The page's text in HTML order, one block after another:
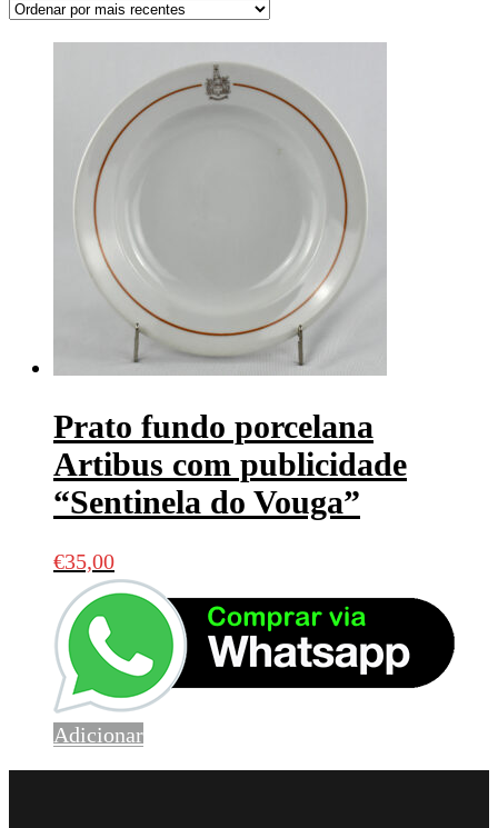
Prato fundo porcelana
Artibus com publicidade
“Sentinela do Vouga”
€35,00
Adicionar